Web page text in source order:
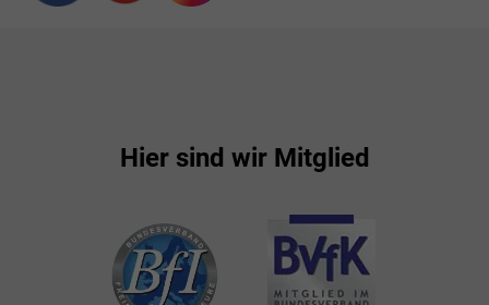
Hier sind wir Mitglied